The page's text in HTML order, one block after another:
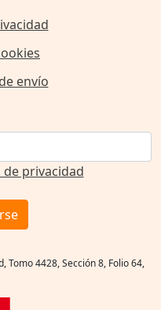
envío
privacidad
4428, Sección 8, Folio 64,